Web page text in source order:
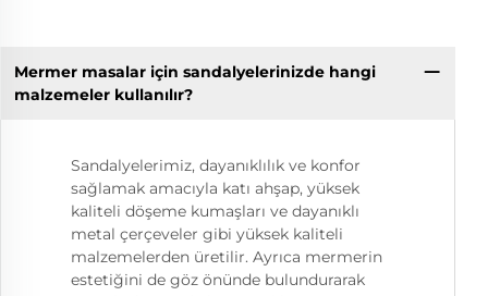
Mermer masalar için sandalyelerinizde hangi
malzemeler kullanılır?
Sandalyelerimiz, dayanıklılık ve konfor
sağlamak amacıyla katı ahşap, yüksek
kaliteli döşeme kumaşları ve dayanıklı
metal çerçeveler gibi yüksek kaliteli
malzemelerden üretilir. Ayrıca mermerin
estetiğini de göz önünde bulundurarak